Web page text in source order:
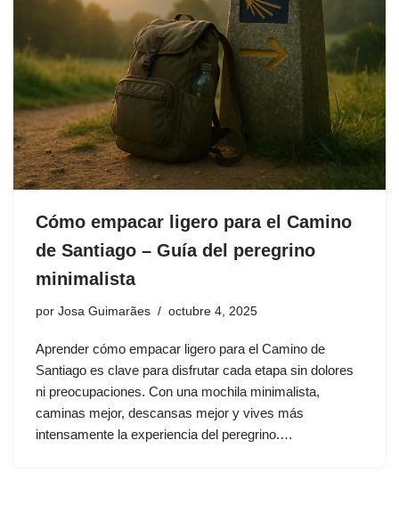
Cómo empacar ligero para el Camino
de Santiago – Guía del peregrino
minimalista
por Josa Guimarães octubre 4, 2025
Aprender cómo empacar ligero para el Camino de
Santiago es clave para disfrutar cada etapa sin dolores
ni preocupaciones. Con una mochila minimalista,
caminas mejor, descansas mejor y vives más
intensamente la experiencia del peregrino.…